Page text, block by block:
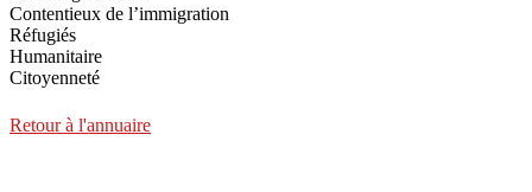
Contentieux de l’immigration
Réfugiés
Humanitaire
Citoyenneté
Retour à l'annuaire